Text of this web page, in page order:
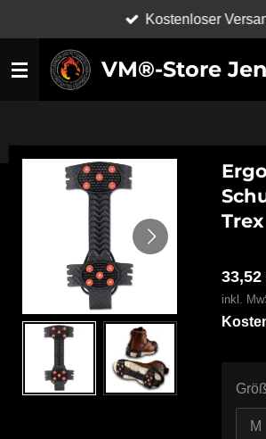
springen
VM®-Store
Kostenloser
Trex
33,52
inkl.